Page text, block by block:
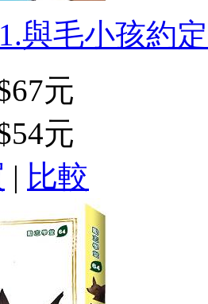
與毛小孩約
元
元
| 比較